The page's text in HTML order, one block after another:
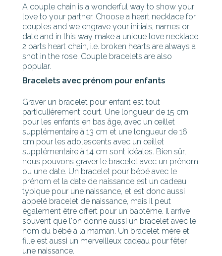
A couple chain is a wonderful way to show your
love to your partner. Choose a heart necklace for
couples and we engrave your initials, names or
date and in this way make a unique love necklace.
2 parts heart chain, i.e. broken hearts are always a
shot in the rose. Couple bracelets are also
popular.
Bracelets avec prénom pour enfants
Graver un bracelet pour enfant est tout
particulièrement court. Une longueur de 15 cm
pour les enfants en bas âge, avec un œillet
supplémentaire à 13 cm et une longueur de 16
cm pour les adolescents avec un œillet
supplémentaire à 14 cm sont idéales. Bien sûr,
nous pouvons graver le bracelet avec un prénom
ou une date. Un bracelet pour bébé avec le
prénom et la date de naissance est un cadeau
typique pour une naissance, et est donc aussi
appelé bracelet de naissance, mais il peut
également être offert pour un baptême. Il arrive
souvent que l'on donne aussi un bracelet avec le
nom du bébé à la maman. Un bracelet mère et
fille est aussi un merveilleux cadeau pour fêter
une naissance.